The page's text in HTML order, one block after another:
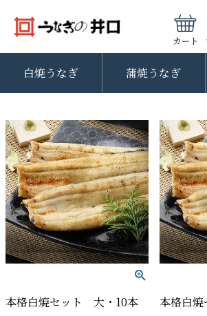
白焼うなぎ 蒲焼うなぎ
本格白焼セット 大・10本 本格白